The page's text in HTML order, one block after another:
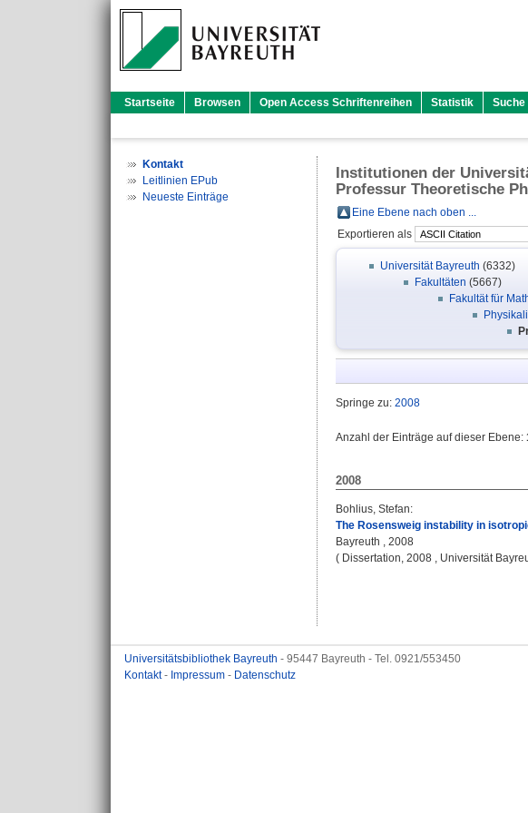
Startseite Browsen Open Access Schriftenreihen Statistik Suche
Kontakt
Leitlinien EPub
Neueste Einträge
Institutionen der
Professur Theoretische
Eine Ebene nach oben ...
Exportieren als
Universität Bayreuth (6332)
Fakultäten (5667)
Fakultät für
Springe zu: 2008
Anzahl der Einträge auf dieser Ebene:
2008
Bohlius, Stefan:
The Rosensweig instability in
Bayreuth , 2008
( Dissertation, 2008 , Universität
Universitätsbibliothek Bayreuth - 95447 Bayreuth - Tel. 0921/553450
Kontakt- Impressum - Datenschutz